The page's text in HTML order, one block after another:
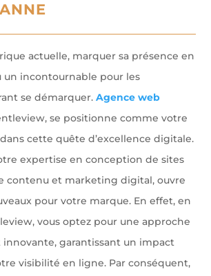
actuelle, marquer sa présence en
un incontournable pour les
se démarquer.Agence web
se positionne comme votre
cette quête d’excellence digitale.
expertise en conception de sites
contenu et marketing digital, ouvre
pour votre marque. En effet, en
vous optez pour une approche
innovante, garantissant un impact
visibilité en ligne. Par conséquent,